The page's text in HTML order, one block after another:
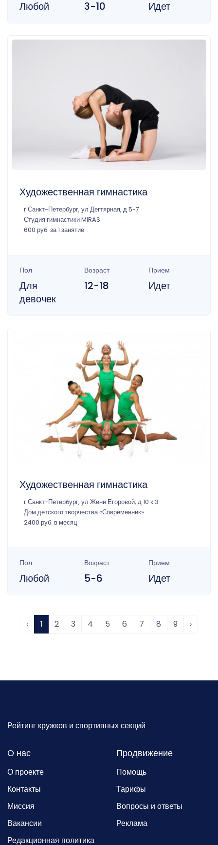
Любой 3-10 Идет
Художественная гимнастика
г Санкт-Петербург, ул Дегтярная, д 5-7
Студия гимнастики MIRAS
600 руб. за 1 занятие
Пол
Для
девочек
Возраст
12-18
Прием
Идет
Художественная гимнастика
г Санкт-Петербург, ул Жени Егоровой, д 10 к 3
Дом детского творчества «Современник»
2400 руб. в месяц
Пол
Любой
Возраст
5-6
Прием
Идет
‹ 1 2 3 4 5 6 7 8 9 ›
Рейтинг кружков и спортивных секций
О нас
О проекте
Контакты
Миссия
Вакансии
Редакционная политика
Продвижение
Помощь
Тарифы
Вопросы и ответы
Реклама